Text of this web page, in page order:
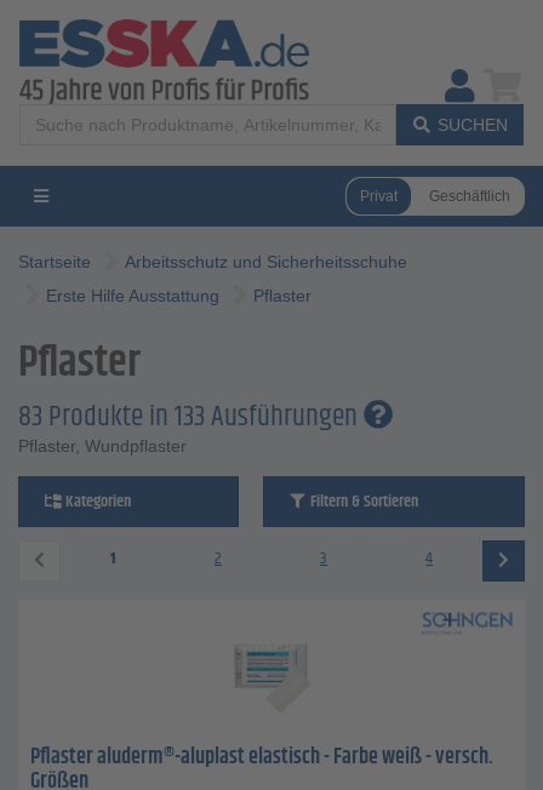
SUCHEN
Privat Geschäftlich
Startseite
Arbeitsschutz und Sicherheitsschuhe
Erste Hilfe Ausstattung
Pflaster
Pflaster
83 Produkte in 133 Ausführungen
Pflaster, Wundpflaster
Kategorien Filtern & Sortieren
1 2 3 4
Pflaster aluderm®-aluplast elastisch - Farbe weiß - versch.
Größen